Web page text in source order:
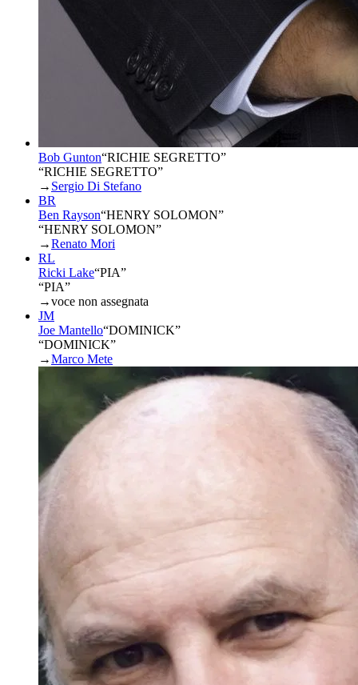
Bob Gunton“RICHIE SEGRETTO”
“RICHIE SEGRETTO”
→ Sergio Di Stefano
BR
Ben Rayson“HENRY SOLOMON”
“HENRY SOLOMON”
→Renato Mori
RL
Ricki Lake“PIA”
“PIA”
→voce non assegnata
JM
Joe Mantello“DOMINICK”
“DOMINICK”
→Marco Mete